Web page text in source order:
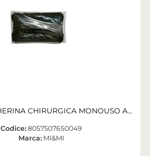
SIENA MASCHERINA CHIRURGICA MONOUSO ADULTO NERO/A CONF. 10 PZ
Codice:8057507650049
Marca: MI&MI